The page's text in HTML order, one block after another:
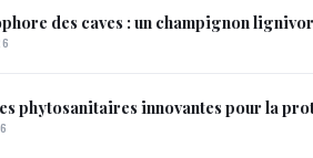
des caves : un champignon
phytosanitaires innovantes pour la